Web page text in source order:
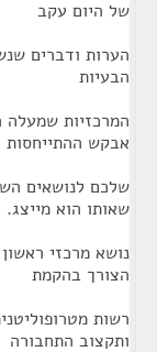
של היום עקב
הערות ודברים
הבעיות
המרכזיות שמעלה
אבקש ההתייחסות
שלכם לנושאים
שאותו הוא מייצג.
נושא מרכזי
הצורך בהקמת
רשות
ותקצוב התחבורה